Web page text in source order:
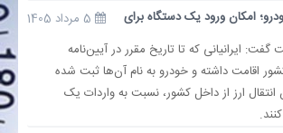
بیمه و بورس
امکان ورود یک دستگاه برای
ایرانیانی که تا تاریخ مقرر در آیین‌نامه
اقامت داشته و خودرو به نام آن‌ها ثبت شده
انتقال ارز از داخل کشور، نسبت به واردات یک